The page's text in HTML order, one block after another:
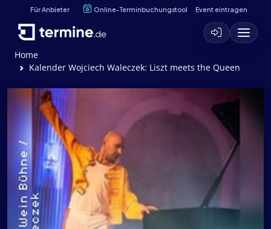
Für Anbieter Online-Terminbuchungstool Event eintragen
Home
Kalender Wojciech Waleczek: Liszt meets the Queen